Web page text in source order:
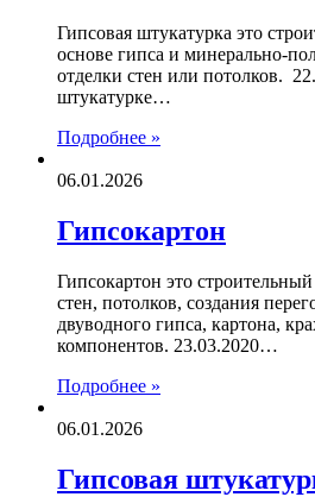
Гипсовая штукатурка это
основе гипса и минерально-
отделки стен или потолков.
штукатурке…
Подробнее »
06.01.2026
Гипсокартон
Гипсокартон это
стен, потолков, создания
двуводного гипса, картона,
компонентов. 23.03.2020…
Подробнее »
06.01.2026
Гипсовая